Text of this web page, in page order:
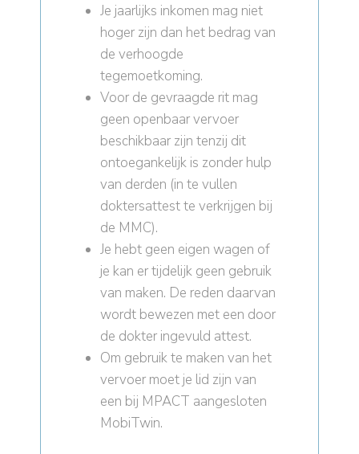
Je jaarlijks inkomen mag niet
hoger zijn dan het bedrag van
de verhoogde
tegemoetkoming.
Voor de gevraagde rit mag
geen openbaar vervoer
beschikbaar zijn tenzij dit
ontoegankelijk is zonder hulp
van derden (in te vullen
doktersattest te verkrijgen bij
de MMC).
Je hebt geen eigen wagen of
je kan er tijdelijk geen gebruik
van maken. De reden daarvan
wordt bewezen met een door
de dokter ingevuld attest.
Om gebruik te maken van het
vervoer moet je lid zijn van
een bij MPACT aangesloten
MobiTwin.